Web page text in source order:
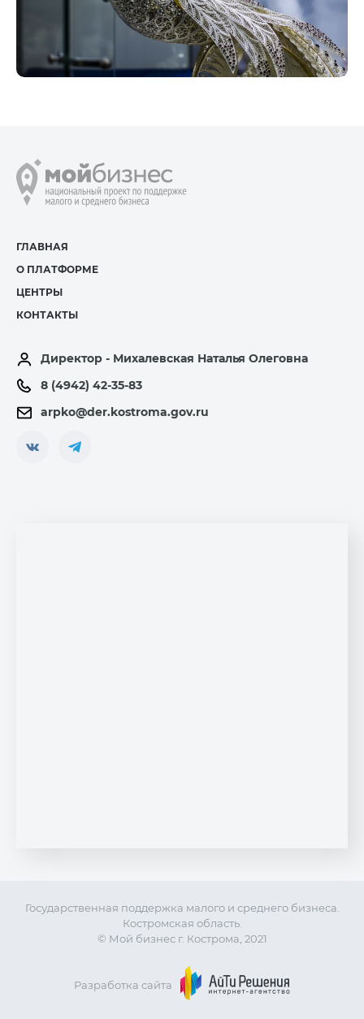
ГЛАВНАЯ
О ПЛАТФОРМЕ
ЦЕНТРЫ
КОНТАКТЫ
Директор - Михалевская Наталья Олеговна
8 (4942) 42-35-83
arpko@der.kostroma.gov.ru
Государственная поддержка малого и среднего бизнеса.
Костромская область.
© Мой бизнес г. Кострома, 2021
Разработка сайта